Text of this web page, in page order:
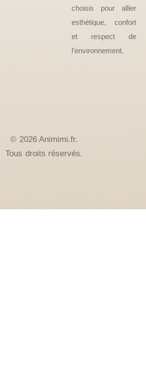
choisis pour allier
esthétique, confort
et respect de
l’environnement.
© 2026 Animimi.fr.
Tous droits réservés.